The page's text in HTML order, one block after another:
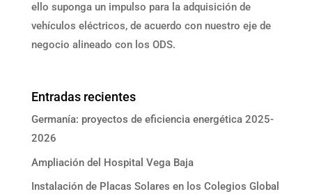
ello suponga un impulso para la adquisición de
vehículos eléctricos, de acuerdo con nuestro eje de
negocio alineado con los ODS.
Entradas recientes
Germanía: proyectos de eficiencia energética 2025-
2026
Ampliación del Hospital Vega Baja
Instalación de Placas Solares en los Colegios Global